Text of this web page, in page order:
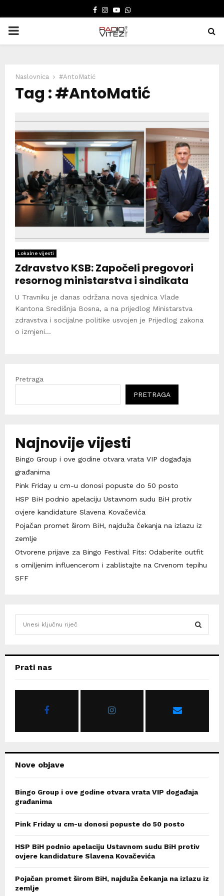
FACEBOOK
INSTAGRAM
YOUTUBE
WHATSAPP
PRIMARY
Naslovnica #AntoMatić
Tag : #AntoMatić
Lokalne vijesti
Zdravstvo KSB: Započeli pregovori
resornog ministarstva i sindikata
U Travniku je danas održana nova sjednica Vlade
Kantona Središnja Bosna, a na prijedlog Ministarstva
zdravstva i socijalne politike usvojen je Prijedlog zakona
o izmjeni...
Pretraga
PRETRAGA
Najnovije vijesti
Bingo Group i ove godine otvara vrata VIP događaja
građanima
Pink Friday u cm-u donosi popuste do 50 posto
HSP BiH podnio apelaciju Ustavnom sudu BiH protiv
ovjere kandidature Slavena Kovačevića
Pojačan promet širom BiH, najduža čekanja na izlazu iz
zemlje
Otvorene prijave za Bingo Festival Fits: Odaberite outfit
s omiljenim influencerom i zablistajte na Crvenom tepihu
SFF
hPrati nas
Nove objave
Bingo Group i ove godine otvara vrata VIP događaja
građanima
Pink Friday u cm-u donosi popuste do 50 posto
HSP BiH podnio apelaciju Ustavnom sudu BiH protiv
ovjere kandidature Slavena Kovačevića
Pojačan promet širom BiH, najduža čekanja na izlazu iz
zemlje